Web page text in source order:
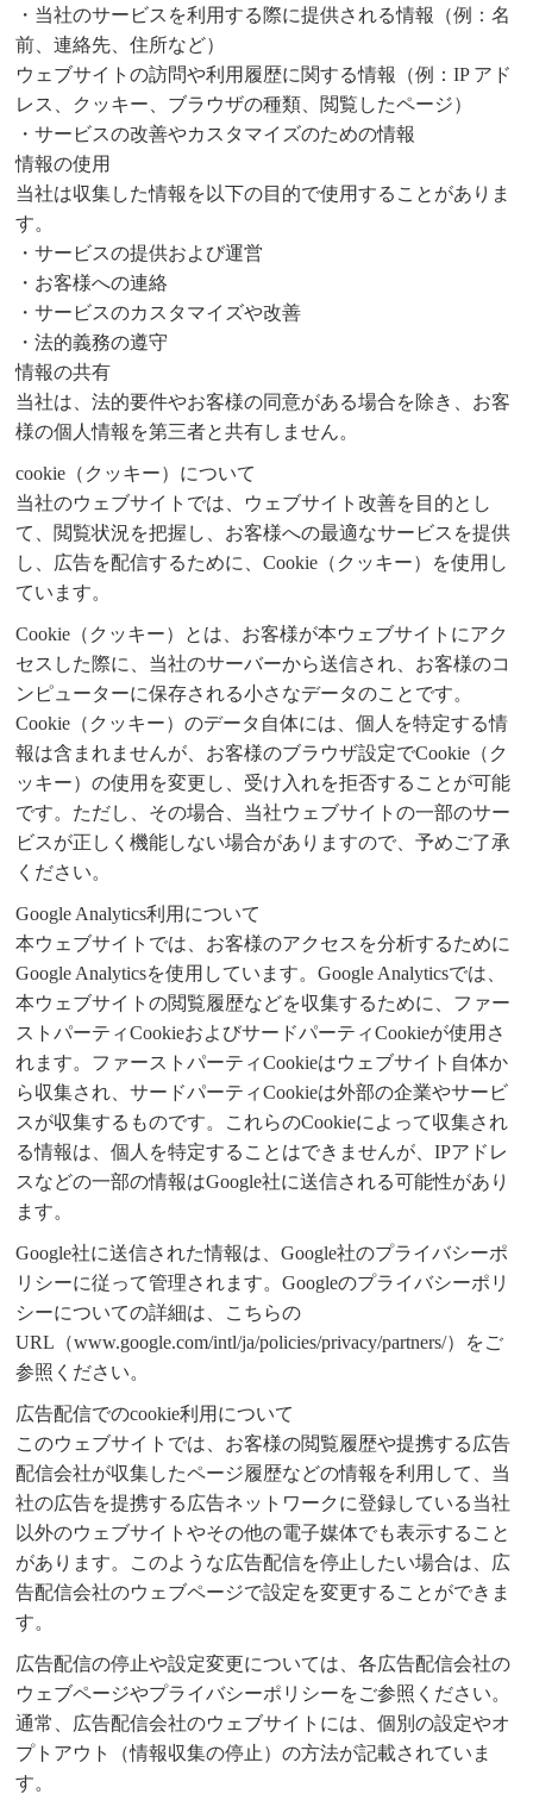
・当社のサービスを利用する際に提供される情報（例：名
前、連絡先、住所など）
ウェブサイトの訪問や利用履歴に関する情報（例：IP アド
レス、クッキー、ブラウザの種類、閲覧したページ）
・サービスの改善やカスタマイズのための情報
情報の使用
当社は収集した情報を以下の目的で使用することがありま
す。
・サービスの提供および運営
・お客様への連絡
・サービスのカスタマイズや改善
・法的義務の遵守
情報の共有
当社は、法的要件やお客様の同意がある場合を除き、お客
様の個人情報を第三者と共有しません。
cookie（クッキー）について
当社のウェブサイトでは、ウェブサイト改善を目的とし
て、閲覧状況を把握し、お客様への最適なサービスを提供
し、広告を配信するために、Cookie（クッキー）を使用し
ています。
Cookie（クッキー）とは、お客様が本ウェブサイトにアク
セスした際に、当社のサーバーから送信され、お客様のコ
ンピューターに保存される小さなデータのことです。
Cookie（クッキー）のデータ自体には、個人を特定する情
報は含まれませんが、お客様のブラウザ設定でCookie（ク
ッキー）の使用を変更し、受け入れを拒否することが可能
です。ただし、その場合、当社ウェブサイトの一部のサー
ビスが正しく機能しない場合がありますので、予めご了承
ください。
Google Analytics利用について
本ウェブサイトでは、お客様のアクセスを分析するために
Google Analyticsを使用しています。Google Analyticsでは、
本ウェブサイトの閲覧履歴などを収集するために、ファー
ストパーティCookieおよびサードパーティCookieが使用さ
れます。ファーストパーティCookieはウェブサイト自体か
ら収集され、サードパーティCookieは外部の企業やサービ
スが収集するものです。これらのCookieによって収集され
る情報は、個人を特定することはできませんが、IPアドレ
スなどの一部の情報はGoogle社に送信される可能性があり
ます。
Google社に送信された情報は、Google社のプライバシーポ
リシーに従って管理されます。Googleのプライバシーポリ
シーについての詳細は、こちらの
URL（www.google.com/intl/ja/policies/privacy/partners/）をご
参照ください。
広告配信でのcookie利用について
このウェブサイトでは、お客様の閲覧履歴や提携する広告
配信会社が収集したページ履歴などの情報を利用して、当
社の広告を提携する広告ネットワークに登録している当社
以外のウェブサイトやその他の電子媒体でも表示すること
があります。このような広告配信を停止したい場合は、広
告配信会社のウェブページで設定を変更することができま
す。
広告配信の停止や設定変更については、各広告配信会社の
ウェブページやプライバシーポリシーをご参照ください。
通常、広告配信会社のウェブサイトには、個別の設定やオ
プトアウト（情報収集の停止）の方法が記載されていま
す。